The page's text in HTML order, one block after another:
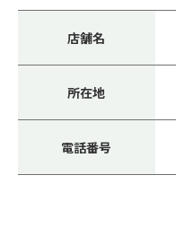
店舗名
所在地
電話番号